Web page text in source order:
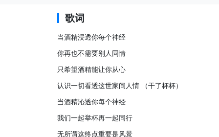
歌词
当酒精浸透你每个神经
你再也不需要别人同情
只希望酒精能让你从心
认识一切看透这世家间人情 （干了杯杯）
当酒精沁透你每个神经
我们一起举杯再一起同行
无所谓这终点重要是风景